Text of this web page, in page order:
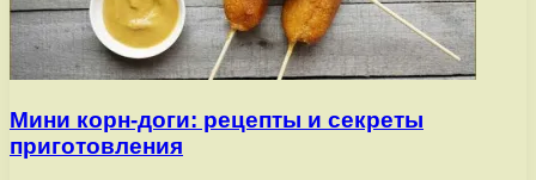
Мини корн-доги: рецепты и секреты
приготовления